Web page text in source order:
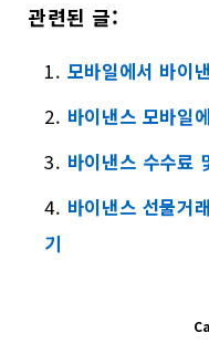
관련된 글:
모바일에서 바이
바이낸스 모바일
바이낸스 수수료
바이낸스 선물거
기